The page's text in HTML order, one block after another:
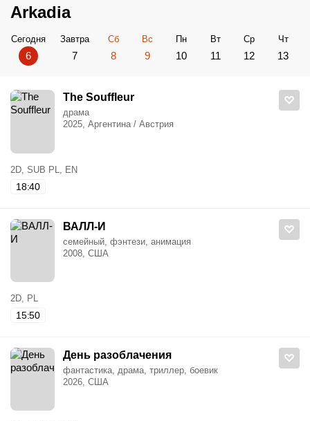
Arkadia
Сегодня
6
Завтра
7
Сб
8
Вс
9
Пн
10
Вт
11
Ср
12
Чт
13
The Souffleur
драма
2025, Аргентина / Австрия
2D, SUB PL, EN
18:40
ВАЛЛ-И
семейный, фэнтези, анимация
2008, США
2D, PL
15:50
День разоблачения
фантастика, драма, триллер, боевик
2026, США